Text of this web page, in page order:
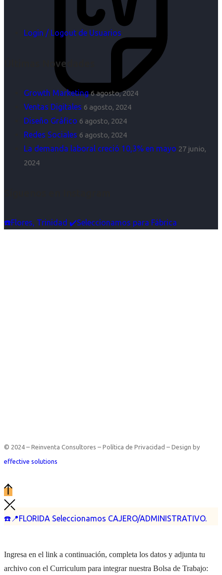
Login / Logout de Usuarios
Últimas Novedades
Growth Marketing 6 agosto, 2024
Ventas Digitales 6 agosto, 2024
Diseño Gráfico 6 agosto, 2024
Redes Sociales 6 agosto, 2024
La demanda laboral creció 10,3% en mayo 27 junio,
2024
☎️Flores, Trinidad ✔️Seleccionamos para Fábrica
☎️📍FLORIDA Seleccionamos CAJERO/ADMINISTRATIVO.
© 2024 – Reinventa Consultores – Política de Privacidad – Design by
effective solutions
Ingresa en el link a continuación, completa los datos y adjunta tu
archivo con el Curriculum para integrar nuestra Bolsa de Trabajo: